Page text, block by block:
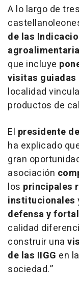
A lo largo de
de las
que incluye
visitas guiadas
localidad
productos de
El presidente
ha explicado
gran
asociación
los principales
institucionales
defensa y
calidad
construir una
de las IIGG en
sociedad.”